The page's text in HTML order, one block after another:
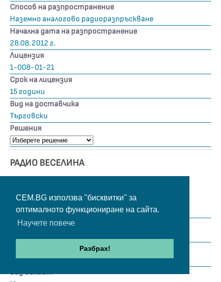
CEM.BG използва "бисквитки" за
оптималното функциониране на сайта.
Научете повече
Разбрах!
Способ на разпространение
Наземно аналогово радиоразпръскване
Начална дата на разпространение
28.08.2012 г.
Лицензия
1-008-01-21
Срок на лицензия
15 години
Вид на доставчика
Търговски
Решения
РАДИО ВЕСЕЛИНА
Вид дейност
Радио
Профил
24:00
Вид обхват